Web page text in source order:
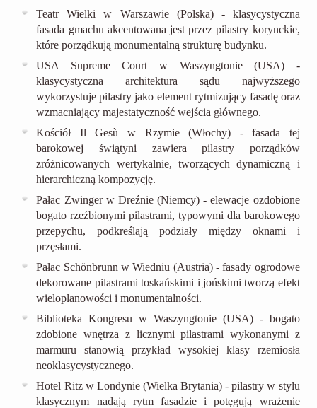
Teatr Wielki w Warszawie (Polska) - klasycystyczna
fasada gmachu akcentowana jest przez pilastry korynckie,
które porządkują monumentalną strukturę budynku.
USA Supreme Court w Waszyngtonie (USA) -
klasycystyczna architektura sądu najwyższego
wykorzystuje pilastry jako element rytmizujący fasadę oraz
wzmacniający majestatyczność wejścia głównego.
Kościół Il Gesù w Rzymie (Włochy) - fasada tej
barokowej świątyni zawiera pilastry porządków
zróżnicowanych wertykalnie, tworzących dynamiczną i
hierarchiczną kompozycję.
Pałac Zwinger w Dreźnie (Niemcy) - elewacje ozdobione
bogato rzeźbionymi pilastrami, typowymi dla barokowego
przepychu, podkreślają podziały między oknami i
przęsłami.
Pałac Schönbrunn w Wiedniu (Austria) - fasady ogrodowe
dekorowane pilastrami toskańskimi i jońskimi tworzą efekt
wieloplanowości i monumentalności.
Biblioteka Kongresu w Waszyngtonie (USA) - bogato
zdobione wnętrza z licznymi pilastrami wykonanymi z
marmuru stanowią przykład wysokiej klasy rzemiosła
neoklasycystycznego.
Hotel Ritz w Londynie (Wielka Brytania) - pilastry w stylu
klasycznym nadają rytm fasadzie i potęgują wrażenie